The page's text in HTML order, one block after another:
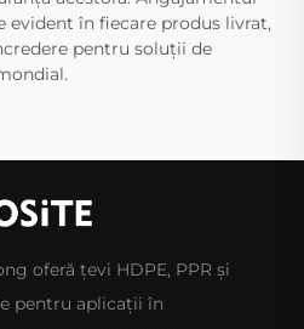
evident în fiecare produs livrat,
pentru soluții de
oferă țevi HDPE, PPR și
pentru aplicații în